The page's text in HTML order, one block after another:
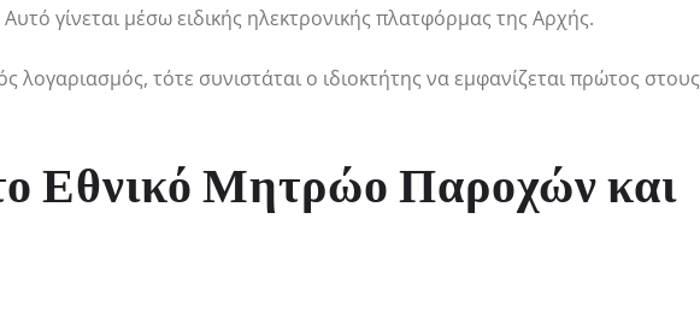
γίνεται μέσω ειδικής ηλεκτρονικής πλατφόρμας της Αρχής.
λογαριασμός, τότε συνιστάται ο ιδιοκτήτης να εμφανίζεται πρώτος στους
Εθνικό Μητρώο Παροχών και